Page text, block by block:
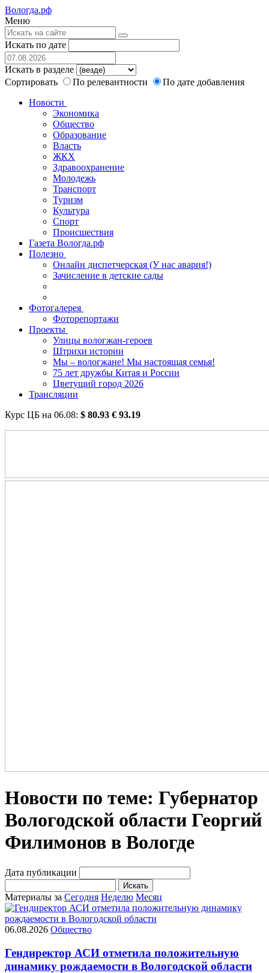
Вологда.рф
Меню
Искать по дате
Искать в разделе
Сортировать
По релевантности
По дате добавления
Новости
Экономика
Общество
Образование
Власть
ЖКХ
Здравоохранение
Молодежь
Транспорт
Туризм
Культура
Спорт
Происшествия
Газета Вологда.рф
Полезно
Онлайн диспетчерская (У нас авария!)
Зачисление в детские сады
Фотогалерея
Фоторепортажи
Проекты
Улицы вологжан-героев
Штрихи истории
Мы – вологжане! Мы настоящая семья!
75 лет дружбы Китая и России
Цветущий город 2026
Трансляции
Курс ЦБ на 06.08: $ 80.93 € 93.19
Новости по теме: Губернатор
Вологодской области Георгий
Филимонов в Вологде
Дата публикации
Искать
Материалы за Сегодня Неделю Месяц
06.08.2026 Общество
Гендиректор АСИ отметила положительную
динамику рождаемости в Вологодской области